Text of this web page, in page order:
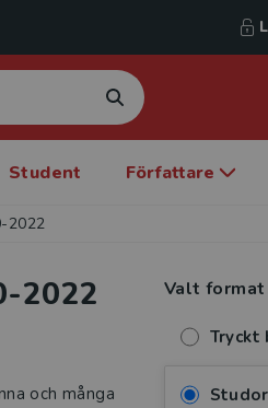
Student Författare
2022
2022
och många
Valt format
Tryckt